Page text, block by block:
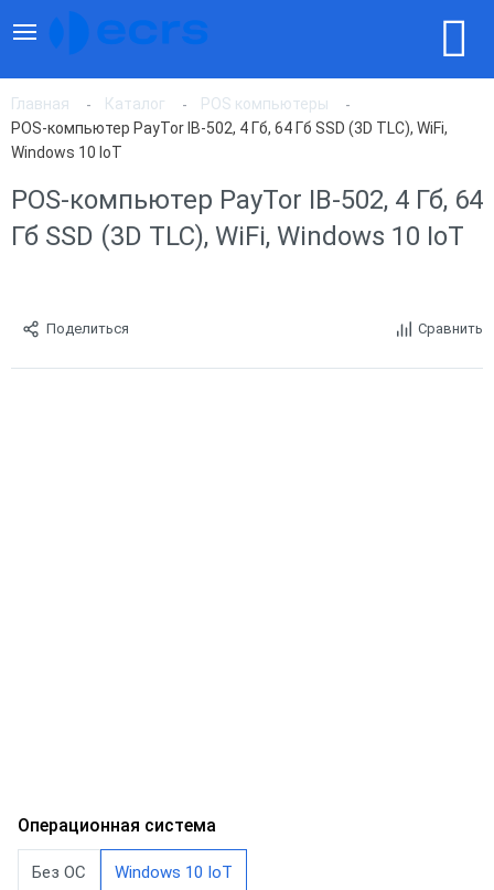
Главная Каталог
POS компьютеры
POS-компьютер PayTor IB-502, 4 Гб, 64 Гб SSD (3D TLC), WiFi,
Windows 10 IoT
POS-компьютер PayTor IB-502, 4 Гб, 64
Гб SSD (3D TLC), WiFi, Windows 10 IoT
Поделиться Сравнить
Операционная система
Без ОС Windows 10 IoT